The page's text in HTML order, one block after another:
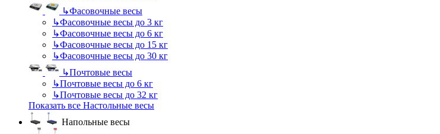
↳Фасовочные весы
↳Фасовочные весы до 3 кг
↳Фасовочные весы до 6 кг
↳Фасовочные весы до 15 кг
↳Фасовочные весы до 30 кг
↳Почтовые весы
↳Почтовые весы до 6 кг
↳Почтовые весы до 32 кг
Показать все Настольные весы
Напольные весы